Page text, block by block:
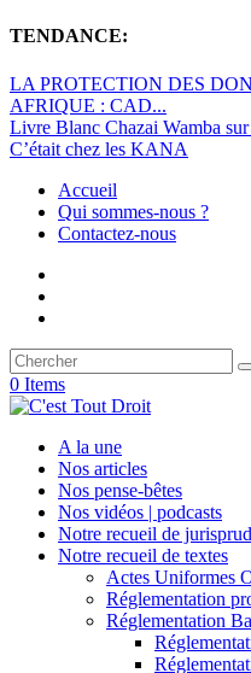
TENDANCE:
LA PROTECTION DES
AFRIQUE : CAD...
Livre Blanc Chazai Wamba
C’était chez les KANA
Accueil
Qui sommes-nous ?
Contactez-nous
0 Items
A la une
Nos articles
Nos pense-bêtes
Nos vidéos | podcasts
Notre recueil de
Notre recueil de textes
Actes Uniformes
Réglementation
Réglementation